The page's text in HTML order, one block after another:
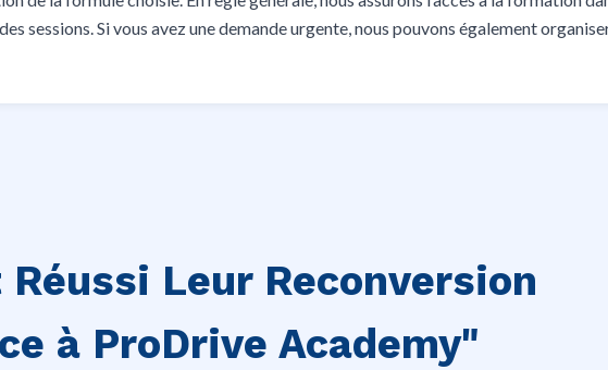
sessions. Si vous avez une demande urgente, nous pouvons également
Leur Reconversion
à ProDrive Academy"